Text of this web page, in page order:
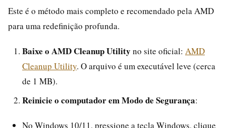
Este é o método mais completo e recomendado pela AMD
para uma redefinição profunda.
Baixe o AMD Cleanup Utility no site oficial: AMD
Cleanup Utility. O arquivo é um executável leve (cerca
de 1 MB).
Reinicie o computador em Modo de Segurança:
No Windows 10/11, pressione a tecla Windows, clique